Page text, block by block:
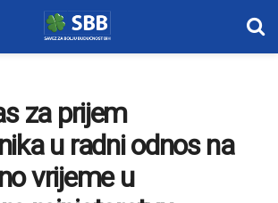
za prijem
u radni odnos na
vrijeme u